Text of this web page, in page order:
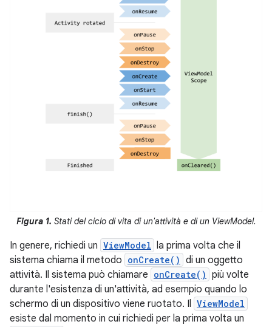
Figura 1. Stati del ciclo di vita di un'attività e di un ViewModel.
In genere, richiedi un ViewModel
la prima volta che il
sistema chiama il metodo onCreate() di un oggetto
attività. Il sistema può chiamare onCreate() più volte
durante l'esistenza di un'attività, ad esempio quando lo
schermo di un dispositivo viene ruotato. Il
ViewModel
esiste dal momento in cui richiedi per la prima volta un